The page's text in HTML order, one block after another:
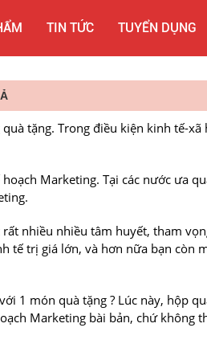
TIN TỨC TUYỂN DỤNG
tặng. Trong điều kiện kinh tế-
Marketing. Tại các nước ưa
nhiều nhiều tâm huyết, tham
tế trị giá lớn, và hơn nữa bạn còn
1 món quà tặng ? Lúc này, hộp
Marketing bài bản, chứ không